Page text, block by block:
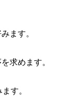
ます。
求めます。
す。